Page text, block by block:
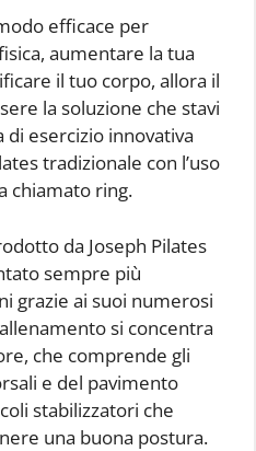
efficace per
aumentare la tua
il tuo corpo, allora il
la soluzione che stavi
esercizio innovativa
tradizionale con l’uso
chiamato ring.
da Joseph Pilates
sempre più
grazie ai suoi numerosi
si concentra
che comprende gli
e del pavimento
stabilizzatori che
una buona postura.